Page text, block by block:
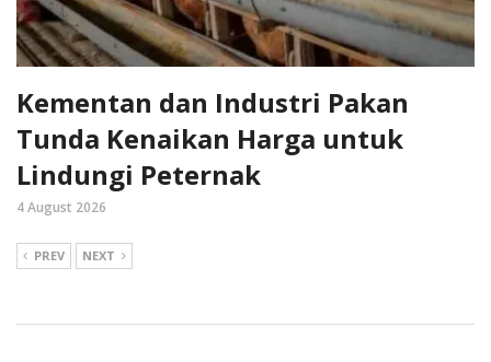
Kementan dan Industri Pakan
Tunda Kenaikan Harga untuk
Lindungi Peternak
4 August 2026
PREV NEXT